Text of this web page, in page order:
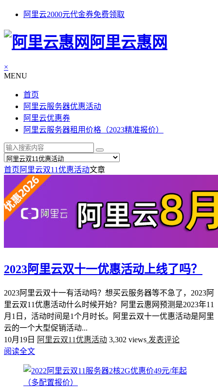
阿里云2000元代金券免费领取
阿里云惠网
×
MENU
首页
阿里云服务器优惠活动
阿里云优惠券
阿里云服务器租用价格（2023精准报价）
首页 阿里云双11优惠活动文章
2023阿里云双十一优惠活动上线了吗？
2023阿里云双十一有活动吗？想买云服务器等不急了，2023阿
里云双11优惠活动什么时候开始？阿里云惠网预测是2023年11
月1日，活动时间是1个月时长。阿里云双十一优惠活动是阿里
云的一个大型促销活动...
10月19日
阿里云双11优惠活动 3,302 views 发表评论
阅读全文